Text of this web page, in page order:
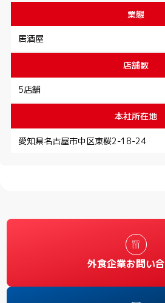
業態
居酒屋
店舗数
5店舗
本社所在地
愛知県名古屋市中区東桜2-18-24
外食企業お問い